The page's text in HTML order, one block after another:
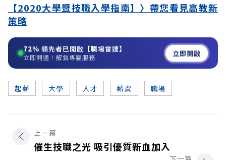
【2020大學暨技職入學指南】〉帶您看見高教新
策略
72% 領先者已開啟【職場雷達】
立即開通！解鎖專屬服務 立即開啟
起薪 大學 人才 薪資 職場
上一篇
催生技職之光 吸引優質新血加入